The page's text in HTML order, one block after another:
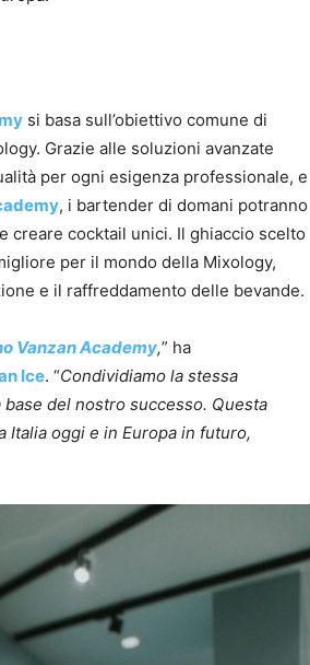
si basa sull’obiettivo comune di
Grazie alle soluzioni avanzate
per ogni esigenza professionale, e
, i bartender di domani potranno
creare cocktail unici. Il ghiaccio scelto
per il mondo della Mixology,
e il raffreddamento delle bevande.
Vanzan Academy,” ha
Ice. “Condividiamo la stessa
del nostro successo. Questa
oggi e in Europa in futuro,